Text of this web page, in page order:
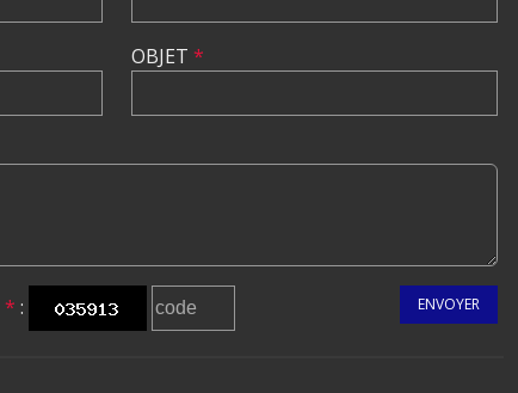
OBJET *
* : ENVOYER